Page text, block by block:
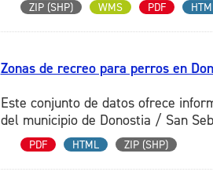
ZIP (SHP) WMS PDF
Zonas de recreo para perros en
Este conjunto de datos ofrece
del municipio de Donostia / San
PDF HTML ZIP (SHP)